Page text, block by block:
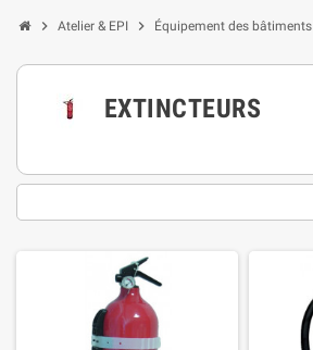
chevron_right Atelier & EPI chevron_right Équipement des bâtiments
EXTINCTEURS